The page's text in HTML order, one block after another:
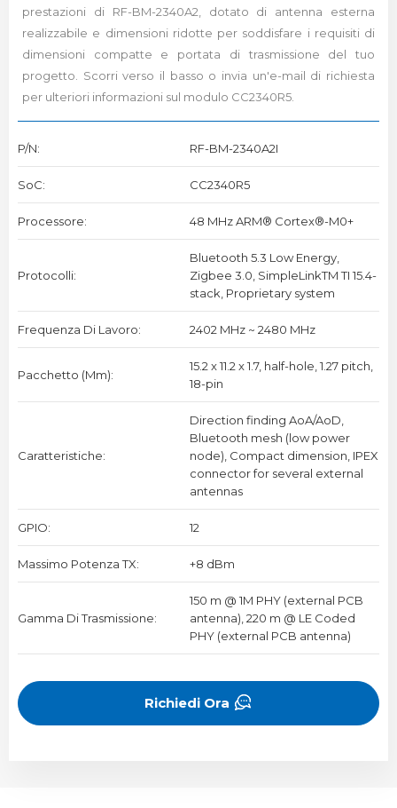
prestazioni di RF-BM-2340A2, dotato di antenna esterna
realizzabile e dimensioni ridotte per soddisfare i requisiti di
dimensioni compatte e portata di trasmissione del tuo
progetto. Scorri verso il basso o invia un'e-mail di richiesta
per ulteriori informazioni sul modulo CC2340R5.
P/N: RF-BM-2340A2I
SoC: CC2340R5
Processore: 48 MHz ARM® Cortex®-M0+
Protocolli:
Bluetooth 5.3 Low Energy,
Zigbee 3.0, SimpleLinkTM TI 15.4-
stack, Proprietary system
Frequenza Di Lavoro: 2402 MHz ~ 2480 MHz
Pacchetto (mm):
15.2 x 11.2 x 1.7, half-hole, 1.27 pitch,
18-pin
Caratteristiche:
Direction finding AoA/AoD,
Bluetooth mesh (low power
node), Compact dimension, IPEX
connector for several external
antennas
GPIO: 12
Massimo Potenza TX: +8 dBm
Gamma Di Trasmissione:
150 m @ 1M PHY (external PCB
antenna), 220 m @ LE Coded
PHY (external PCB antenna)
Richiedi Ora